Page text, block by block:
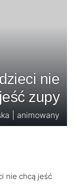
nie
zupy
| animowany
nie chcą jeść